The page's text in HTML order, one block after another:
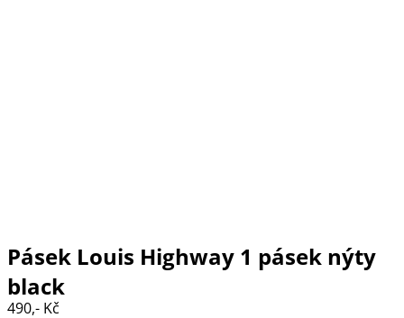
Pásek Louis Highway 1 pásek nýty
black
490,- Kč